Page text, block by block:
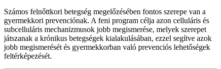
Számos felnőttkori betegség megelőzésében fontos szerepe van a
gyermekkori prevenciónak. A feni program célja azon celluláris és
subcelluláris mechanizmusok jobb megismerése, melyek szerepet
játszanak a krónikus betegségek kialakulásában, ezzel segítve azok
jobb megismerését és gyermekkorban való prevenciós lehetőségek
feltérképezését.